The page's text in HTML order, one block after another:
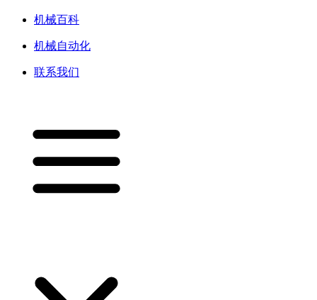
机械百科
机械自动化
联系我们